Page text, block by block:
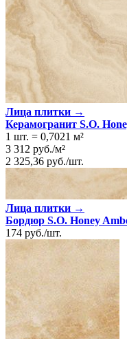
Лица плитки →
Керамогранит S.O.
1 шт. = 0,7021 м²
3 312 руб./м²
2 325,36 руб./шт.
Лица плитки →
Бордюр S.O. Honey
174 руб./шт.